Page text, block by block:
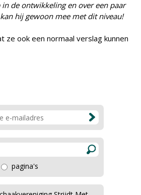
in de ontwikkeling en over een paar
hij gewoon mee met dit niveau!
ze ook een normaal verslag kunnen
pagina's